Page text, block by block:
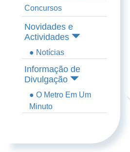
Concursos
Novidades e
Actividades
● Notícias
Informação de
Divulgação
● O Metro Em Um
Minuto